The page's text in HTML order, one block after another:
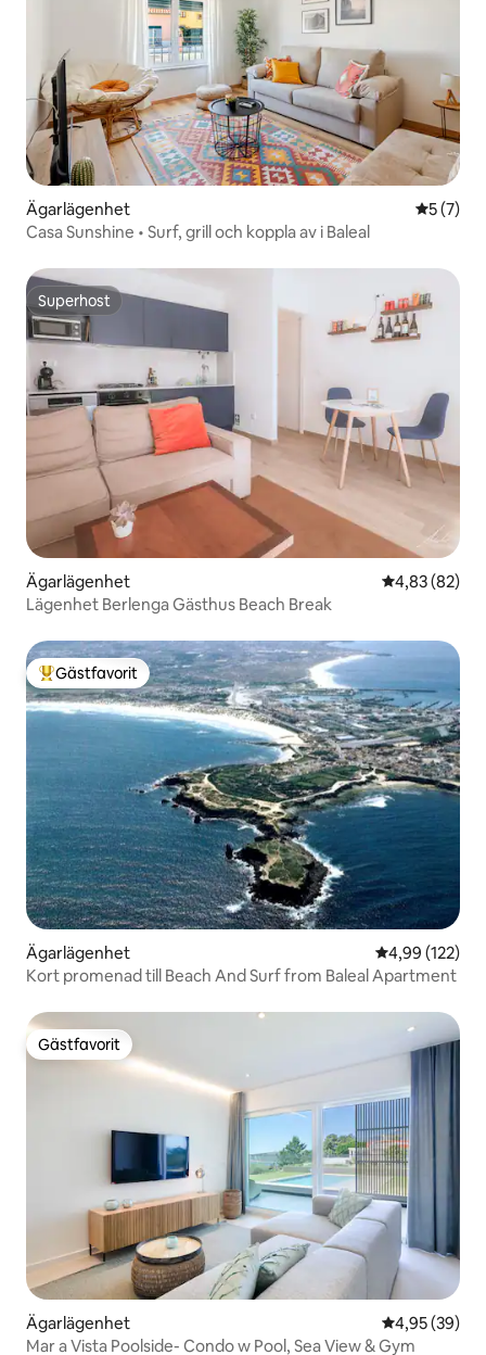
Ägarlägenhet 5 av 5 i
5 (7)
Casa Sunshine • Surf, grill och koppla av i Baleal
Superhost
Superhost
Ägarlägenhet 4,83 av 5 i
4,83 (82)
Lägenhet Berlenga Gästhus Beach Break
Populär gästfavorit
Gästfavorit
Ägarlägenhet 4,99 av 5 i
4,99 (122)
Kort promenad till Beach And Surf from Baleal Apartment
Gästfavorit
Gästfavorit
Ägarlägenhet 4,95 av 5 i
4,95 (39)
Mar a Vista Poolside- Condo w Pool, Sea View & Gym